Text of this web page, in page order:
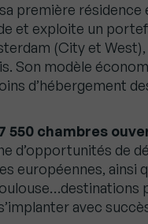
première résidence
et exploite un
(City et West),
Son modèle
d’hébergement
550 chambres
d’opportunités de
européennes, ainsi
avec